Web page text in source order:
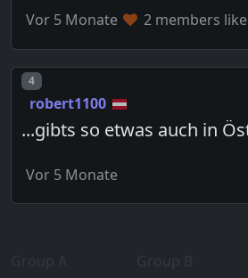
Vor 5 Monate 2 members
Post number
4
robert1100
...gibts so etwas auch in
Vor 5 Monate